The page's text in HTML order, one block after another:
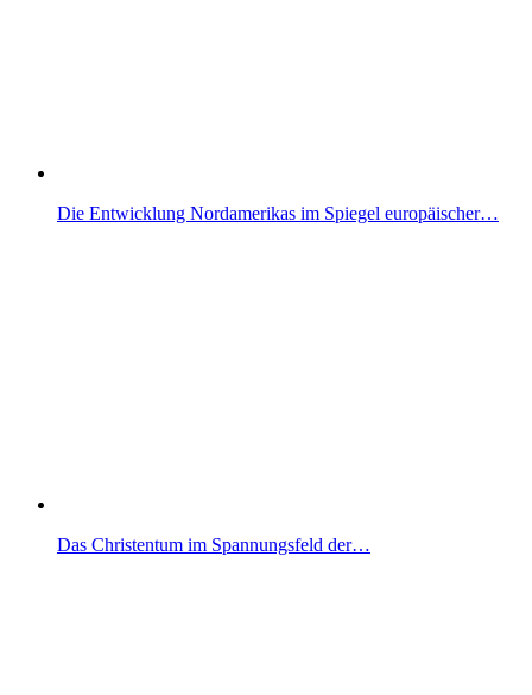
Die Entwicklung Nordamerikas im Spiegel europäischer…
Das Christentum im Spannungsfeld der…